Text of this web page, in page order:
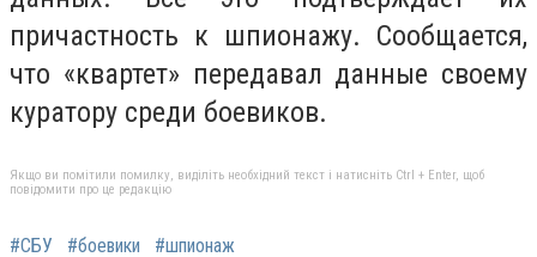
причастность к шпионажу. Сообщается,
что «квартет» передавал данные своему
куратору среди боевиков.
Якщо ви помітили помилку, виділіть необхідний текст і натисніть Ctrl + Enter, щоб
повідомити про це редакцію
#СБУ #боевики #шпионаж